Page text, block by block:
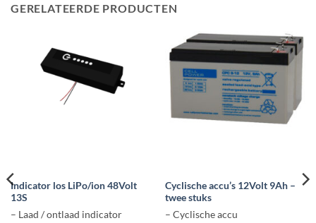
GERELATEERDE PRODUCTEN
Indicator los LiPo/ion 48Volt
13S
– Laad / ontlaad indicator
Cyclische accu’s 12Volt 9Ah –
twee stuks
– Cyclische accu